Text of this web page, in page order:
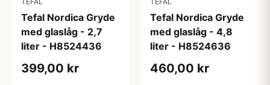
Tefal Nordica Gryde
med glaslåg - 2,7
liter - H8524436
399,00 kr
Tefal Nordica Gryde
med glaslåg - 4,8
liter - H8524636
460,00 kr